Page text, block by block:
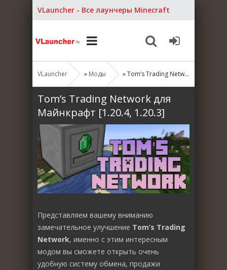
VLauncher - Все лаунчеры Minecraft
VLauncher » Моды » Tom’s Trading Network для Майнкрафт [1.20.4, 1.20.3]
Tom’s Trading Network для
Майнкрафт [1.20.4, 1.20.3]
Представляем вашему вниманию
замечательное улучшение Tom’s Trading
Network, именно с этим интересным
модом вы сможете открыть очень
удобную систему обмена, продажи